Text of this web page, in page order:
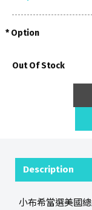
Option
Out Of Stock
Description
小布希當選美國